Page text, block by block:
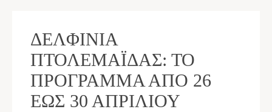
ΔΕΛΦΊΝΙΑ
ΠΤΟΛΕΜΑΪ́ΔΑΣ: ΤΟ
ΠΡΌΓΡΑΜΜΑ ΑΠΌ 26
ΈΩΣ 30 ΑΠΡΙΛΊΟΥ